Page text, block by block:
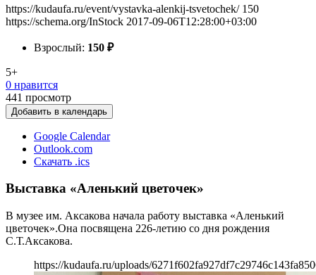
https://kudaufa.ru/event/vystavka-alenkij-tsvetochek/ 150
https://schema.org/InStock 2017-09-06T12:28:00+03:00
Взрослый: 150 ₽
5+
0 нравится
441 просмотр
Добавить в календарь
Google Calendar
Outlook.com
Скачать .ics
Выставка «Аленький цветочек»
В музее им. Аксакова начала работу выставка «Аленький
цветочек».Она посвящена 226-летию со дня рождения
С.Т.Аксакова.
https://kudaufa.ru/uploads/